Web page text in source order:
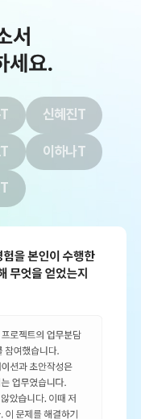
신혜진T
이하나T